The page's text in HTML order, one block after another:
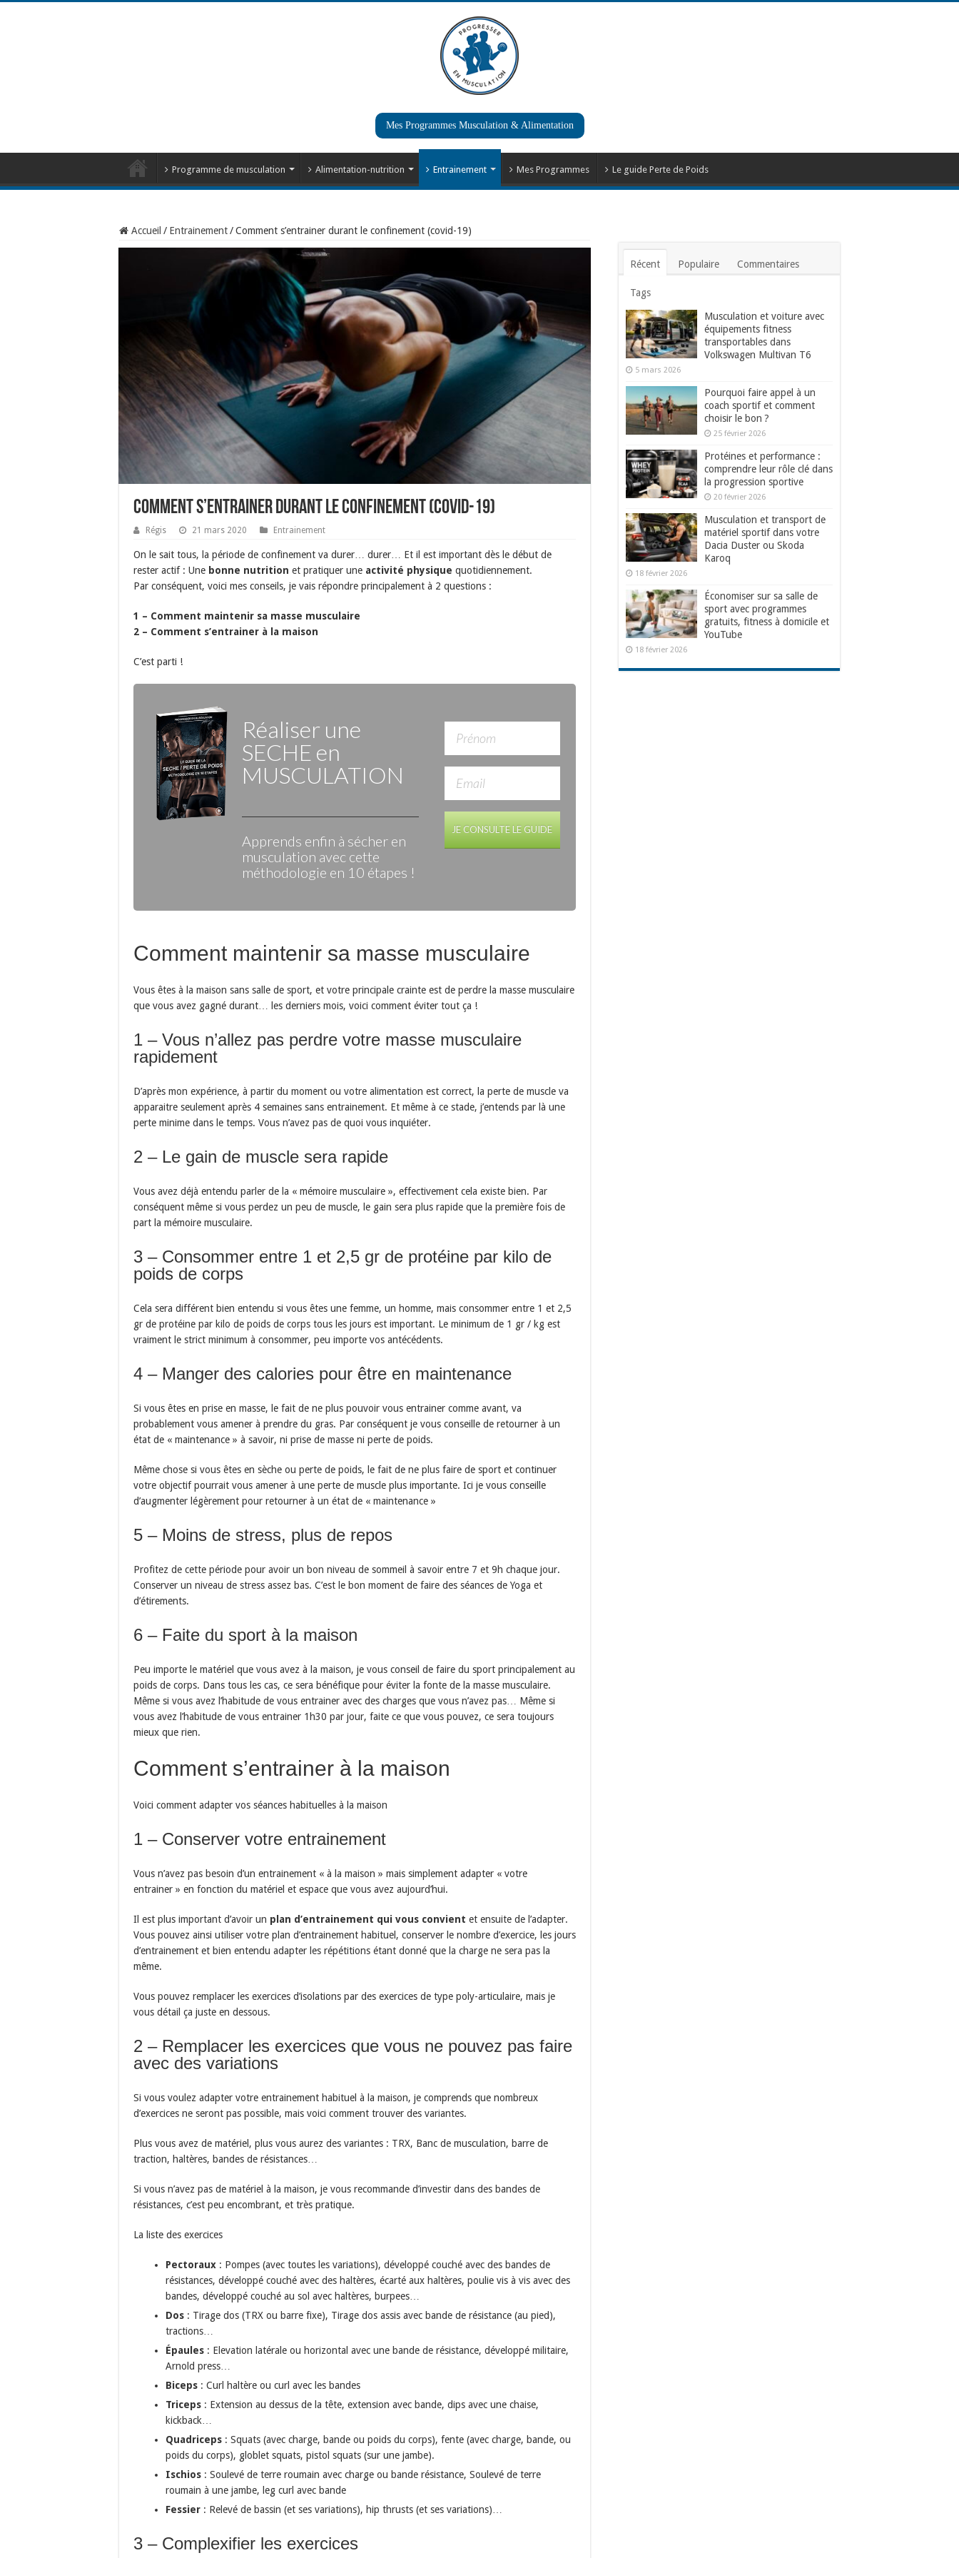
Mes Programmes Musculation & Alimentation
Programme de musculation Alimentation-nutrition Entrainement Mes Programmes Le guide Perte de Poids
Accueil / Entrainement/Comment s’entrainer durant le confinement (covid-19)
Comment s’entrainer durant le confinement (covid-19)
Régis 21 mars 2020 Entrainement
On le sait tous, la période de confinement va durer… durer… Et il est important dès le début de
rester actif : Une bonne nutrition et pratiquer une activité physique quotidiennement.
Par conséquent, voici mes conseils, je vais répondre principalement à 2 questions :
1 – Comment maintenir sa masse musculaire
2 – Comment s’entrainer à la maison
C’est parti !
Réaliser une
SECHE en
MUSCULATION
Apprends enfin à sécher en
musculation avec cette
méthodologie en 10 étapes !
JE CONSULTE LE GUIDE
Comment maintenir sa masse musculaire
Vous êtes à la maison sans salle de sport, et votre principale crainte est de perdre la masse musculaire
que vous avez gagné durant… les derniers mois, voici comment éviter tout ça !
1 – Vous n’allez pas perdre votre masse musculaire
rapidement
D’après mon expérience, à partir du moment ou votre alimentation est correct, la perte de muscle va
apparaitre seulement après 4 semaines sans entrainement. Et même à ce stade, j’entends par là une
perte minime dans le temps. Vous n’avez pas de quoi vous inquiéter.
2 – Le gain de muscle sera rapide
Vous avez déjà entendu parler de la « mémoire musculaire », effectivement cela existe bien. Par
conséquent même si vous perdez un peu de muscle, le gain sera plus rapide que la première fois de
part la mémoire musculaire.
3 – Consommer entre 1 et 2,5 gr de protéine par kilo de
poids de corps
Cela sera différent bien entendu si vous êtes une femme, un homme, mais consommer entre 1 et 2,5
gr de protéine par kilo de poids de corps tous les jours est important. Le minimum de 1 gr / kg est
vraiment le strict minimum à consommer, peu importe vos antécédents.
4 – Manger des calories pour être en maintenance
Si vous êtes en prise en masse, le fait de ne plus pouvoir vous entrainer comme avant, va
probablement vous amener à prendre du gras. Par conséquent je vous conseille de retourner à un
état de « maintenance » à savoir, ni prise de masse ni perte de poids.
Même chose si vous êtes en sèche ou perte de poids, le fait de ne plus faire de sport et continuer
votre objectif pourrait vous amener à une perte de muscle plus importante. Ici je vous conseille
d’augmenter légèrement pour retourner à un état de « maintenance »
5 – Moins de stress, plus de repos
Profitez de cette période pour avoir un bon niveau de sommeil à savoir entre 7 et 9h chaque jour.
Conserver un niveau de stress assez bas. C’est le bon moment de faire des séances de Yoga et
d’étirements.
6 – Faite du sport à la maison
Peu importe le matériel que vous avez à la maison, je vous conseil de faire du sport principalement au
poids de corps. Dans tous les cas, ce sera bénéfique pour éviter la fonte de la masse musculaire.
Même si vous avez l’habitude de vous entrainer avec des charges que vous n’avez pas… Même si
vous avez l’habitude de vous entrainer 1h30 par jour, faite ce que vous pouvez, ce sera toujours
mieux que rien.
Comment s’entrainer à la maison
Voici comment adapter vos séances habituelles à la maison
1 – Conserver votre entrainement
Vous n’avez pas besoin d’un entrainement « à la maison » mais simplement adapter « votre
entrainer » en fonction du matériel et espace que vous avez aujourd’hui.
Il est plus important d’avoir un plan d’entrainement qui vous convient et ensuite de l’adapter.
Vous pouvez ainsi utiliser votre plan d’entrainement habituel, conserver le nombre d’exercice, les jours
d’entrainement et bien entendu adapter les répétitions étant donné que la charge ne sera pas la
même.
Vous pouvez remplacer les exercices d’isolations par des exercices de type poly-articulaire, mais je
vous détail ça juste en dessous.
2 – Remplacer les exercices que vous ne pouvez pas faire
avec des variations
Si vous voulez adapter votre entrainement habituel à la maison, je comprends que nombreux
d’exercices ne seront pas possible, mais voici comment trouver des variantes.
Plus vous avez de matériel, plus vous aurez des variantes : TRX, Banc de musculation, barre de
traction, haltères, bandes de résistances…
Si vous n’avez pas de matériel à la maison, je vous recommande d’investir dans des bandes de
résistances, c’est peu encombrant, et très pratique.
La liste des exercices
Pectoraux : Pompes (avec toutes les variations), développé couché avec des bandes de
résistances, développé couché avec des haltères, écarté aux haltères, poulie vis à vis avec des
bandes, développé couché au sol avec haltères, burpees…
Dos : Tirage dos (TRX ou barre fixe), Tirage dos assis avec bande de résistance (au pied),
tractions…
Épaules : Elevation latérale ou horizontal avec une bande de résistance, développé militaire,
Arnold press…
Biceps : Curl haltère ou curl avec les bandes
Triceps : Extension au dessus de la tête, extension avec bande, dips avec une chaise,
kickback…
Quadriceps : Squats (avec charge, bande ou poids du corps), fente (avec charge, bande, ou
poids du corps), globlet squats, pistol squats (sur une jambe).
Ischios : Soulevé de terre roumain avec charge ou bande résistance, Soulevé de terre
roumain à une jambe, leg curl avec bande
Fessier : Relevé de bassin (et ses variations), hip thrusts (et ses variations)…
3 – Complexifier les exercices
Récent Populaire Commentaires
Tags
Musculation et voiture avec
équipements fitness
transportables dans
Volkswagen Multivan T6
5 mars 2026
Pourquoi faire appel à un
coach sportif et comment
choisir le bon ?
25 février 2026
Protéines et performance :
comprendre leur rôle clé dans
la progression sportive
20 février 2026
Musculation et transport de
matériel sportif dans votre
Dacia Duster ou Skoda
Karoq
18 février 2026
Économiser sur sa salle de
sport avec programmes
gratuits, fitness à domicile et
YouTube
18 février 2026